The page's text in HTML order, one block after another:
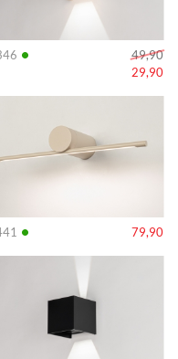
•
49,90
29,90
• 79,90